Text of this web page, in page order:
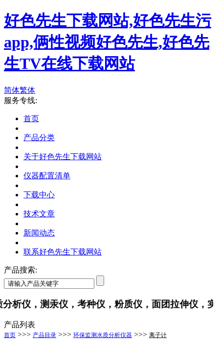
好色先生下载网站,好色先生污
app,俩性视频好色先生,好色先
生TV在线下载网站
简体繁体
服务专线:
首页
产品分类
关于好色先生下载网站
仪器配置清单
下载中心
技术文章
新闻动态
联系好色先生下载网站
产品搜索:
仪，测汞仪，考种仪，粉质仪，面团拉伸仪
产品列表
首页 >>> 产品目录 >>> 环保监测水质分析仪器 >>> 离子计